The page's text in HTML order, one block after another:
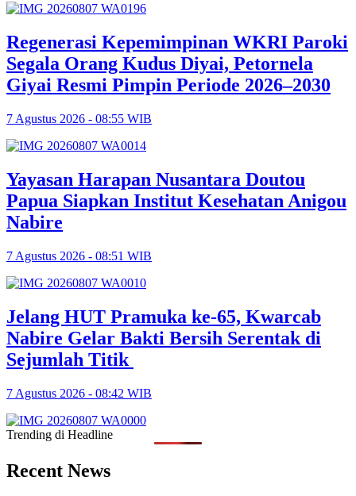
Regenerasi Kepemimpinan WKRI Paroki
Segala Orang Kudus Diyai, Petornela
Giyai Resmi Pimpin Periode 2026–2030
7 Agustus 2026 - 08:55 WIB
Yayasan Harapan Nusantara Doutou
Papua Siapkan Institut Kesehatan Anigou
Nabire
7 Agustus 2026 - 08:51 WIB
Jelang HUT Pramuka ke-65, Kwarcab
Nabire Gelar Bakti Bersih Serentak di
Sejumlah Titik
7 Agustus 2026 - 08:42 WIB
Trending di Headline
Recent News